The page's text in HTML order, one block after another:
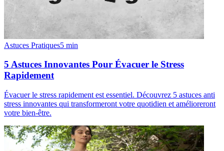
Astuces Pratiques5 min
5 Astuces Innovantes Pour Évacuer le Stress
Rapidement
Évacuer le stress rapidement est essentiel. Découvrez 5 astuces anti
stress innovantes qui transformeront votre quotidien et amélioreront
votre bien-être.